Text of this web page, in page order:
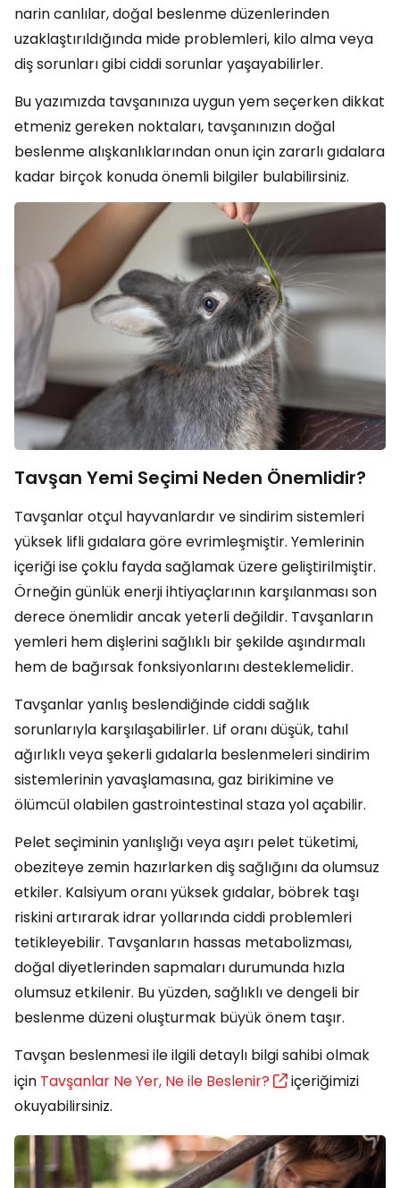
narin canlılar, doğal beslenme düzenlerinden
uzaklaştırıldığında mide problemleri, kilo alma veya
diş sorunları gibi ciddi sorunlar yaşayabilirler.
Bu yazımızda tavşanınıza uygun yem seçerken dikkat
etmeniz gereken noktaları, tavşanınızın doğal
beslenme alışkanlıklarından onun için zararlı gıdalara
kadar birçok konuda önemli bilgiler bulabilirsiniz.
Tavşan Yemi Seçimi Neden Önemlidir?
Tavşanlar otçul hayvanlardır ve sindirim sistemleri
yüksek lifli gıdalara göre evrimleşmiştir. Yemlerinin
içeriği ise çoklu fayda sağlamak üzere geliştirilmiştir.
Örneğin günlük enerji ihtiyaçlarının karşılanması son
derece önemlidir ancak yeterli değildir. Tavşanların
yemleri hem dişlerini sağlıklı bir şekilde aşındırmalı
hem de bağırsak fonksiyonlarını desteklemelidir.
Tavşanlar yanlış beslendiğinde ciddi sağlık
sorunlarıyla karşılaşabilirler. Lif oranı düşük, tahıl
ağırlıklı veya şekerli gıdalarla beslenmeleri sindirim
sistemlerinin yavaşlamasına, gaz birikimine ve
ölümcül olabilen gastrointestinal staza yol açabilir.
Pelet seçiminin yanlışlığı veya aşırı pelet tüketimi,
obeziteye zemin hazırlarken diş sağlığını da olumsuz
etkiler. Kalsiyum oranı yüksek gıdalar, böbrek taşı
riskini artırarak idrar yollarında ciddi problemleri
tetikleyebilir. Tavşanların hassas metabolizması,
doğal diyetlerinden sapmaları durumunda hızla
olumsuz etkilenir. Bu yüzden, sağlıklı ve dengeli bir
beslenme düzeni oluşturmak büyük önem taşır.
Tavşan beslenmesi ile ilgili detaylı bilgi sahibi olmak
için Tavşanlar Ne Yer, Ne ile Beslenir?
içeriğimizi
okuyabilirsiniz.